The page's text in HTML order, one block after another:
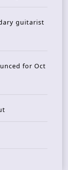
guitarist
for Oct